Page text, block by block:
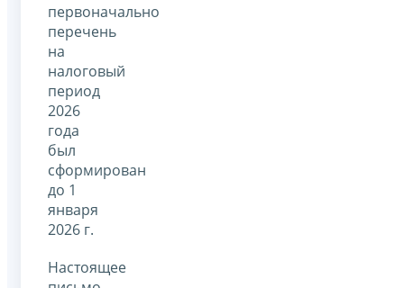
первоначально
перечень
на
налоговый
период
2026
года
был
сформирован
до 1
января
2026 г.
Настоящее